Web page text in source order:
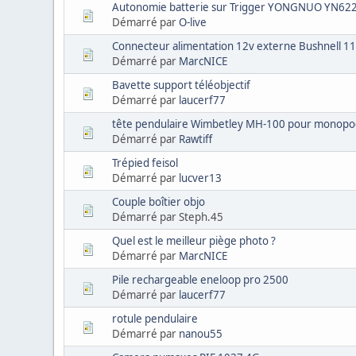
Autonomie batterie sur Trigger YONGNUO
Démarré parO-live
Connecteur alimentation 12v externe Bushnell
Démarré par MarcNICE
Bavette support téléobjectif
Démarré par laucerf77
tête pendulaire Wimbetley MH-100 pour
Démarré par Rawtiff
Trépied feisol
Démarré par lucver13
Couple boîtier objo
Démarré par Steph.45
Quel est le meilleur piège photo ?
Démarré par MarcNICE
Pile rechargeable eneloop pro 2500
Démarré par laucerf77
rotule pendulaire
Démarré par nanou55